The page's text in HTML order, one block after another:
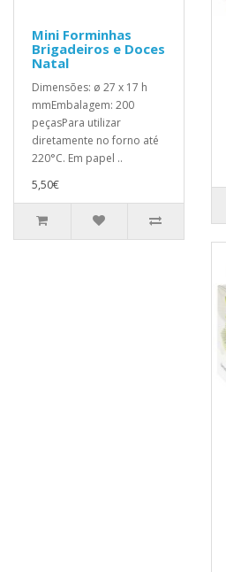
Mini Forminhas
Brigadeiros e Doces
Natal
Dimensões: ø 27 x 17 h
mmEmbalagem: 200
peçasPara utilizar
diretamente no forno até
220°C. Em papel ..
5,50€